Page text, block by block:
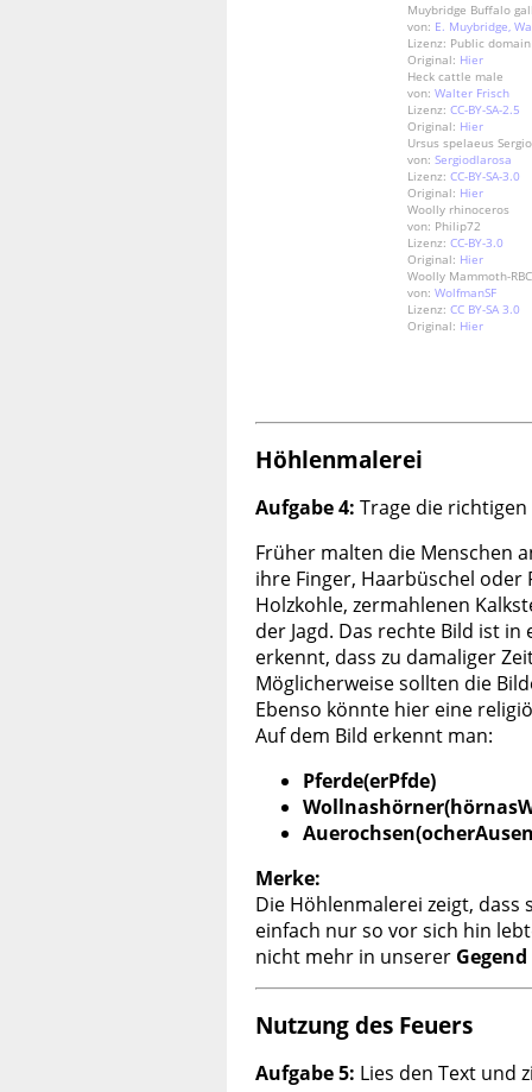
Muybridge Buffalo
von: E. Muybridge,
Lizenz: Public domain
Original: Hier
Heck cattle male
von: Walter Frisch
Lizenz: CC-BY-SA-2.5
Original: Hier
Ursus spelaeus
von: Sergiodlarosa
Lizenz: CC-BY-SA-3.0
Original: Hier
Woolly rhinoceros
von: Philip72
Lizenz: CC-BY-3.0
Original: Hier
Woolly Mammoth-RBC
von: WolfmanSF
Lizenz: CC BY-SA 3.0
Original: Hier
Höhlenmalerei
Aufgabe 4: Trage die
Früher malten die Menschen
ihre Finger, Haarbüschel oder
Holzkohle, zermahlenen
der Jagd. Das rechte Bild ist
erkennt, dass zu damaliger
Möglicherweise sollten die
Ebenso könnte hier eine
Auf dem Bild erkennt man:
Pferde(erPfde)
Merke:
Die Höhlenmalerei zeigt,
einfach nur so vor sich hin
nicht mehr in unserer Gegend
Nutzung des Feuers
Aufgabe 5: Lies den Text und